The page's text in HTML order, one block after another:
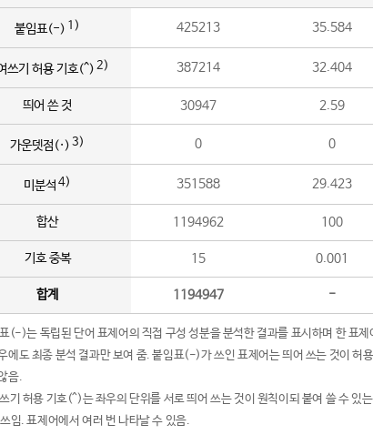
붙임표(-) 1) 425213 35.584
쓰기 허용 기호(^) 2) 387214 32.404
띄어 쓴 것 30947 2.59
가운뎃점(·) 3) 0 0
미분석 4) 351588 29.423
합산 1194962 100
기호 중복 15 0.001
합계 1194947 -
(-)는 독립된 단어 표제어의 직접 구성 성분을 분석한 결과를 표시하며 한 표제
에도 최종 분석 결과만 보여 줌. 붙임표(-)가 쓰인 표제어는 띄어 쓰는 것이 허
음.
기 허용 기호(^)는 좌우의 단위를 서로 띄어 쓰는 것이 원칙이되 붙여 쓸 수 있
임. 표제어에서 여러 번 나타날 수 있음.